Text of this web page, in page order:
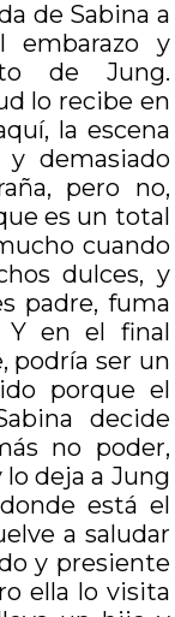
de Sabina a
y
de Jung.
lo recibe en
la escena
demasiado
pero no,
es un total
cuando
dulces, y
padre, fuma
Y en el final
podría ser un
porque el
decide
no poder,
deja a Jung
está el
a saludar
y presiente
ella lo visita